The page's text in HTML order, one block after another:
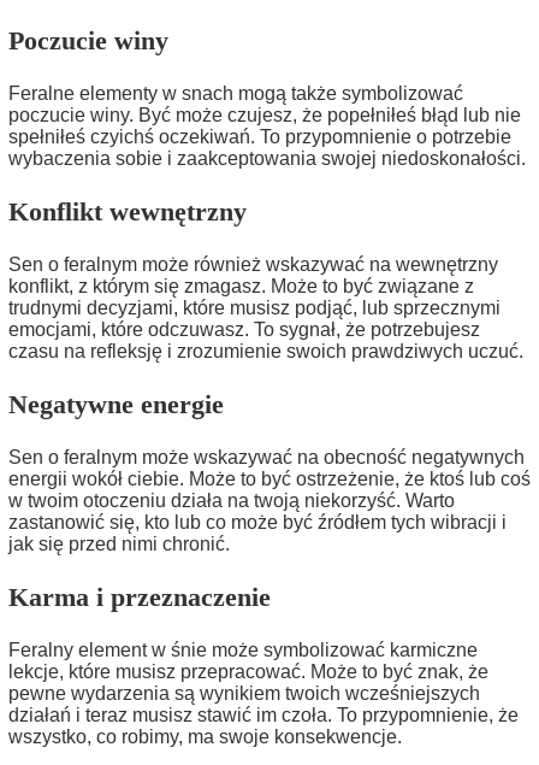
Poczucie winy
Feralne elementy w snach mogą także symbolizować
poczucie winy. Być może czujesz, że popełniłeś błąd lub nie
spełniłeś czyichś oczekiwań. To przypomnienie o potrzebie
wybaczenia sobie i zaakceptowania swojej niedoskonałości.
Konflikt wewnętrzny
Sen o feralnym może również wskazywać na wewnętrzny
konflikt, z którym się zmagasz. Może to być związane z
trudnymi decyzjami, które musisz podjąć, lub sprzecznymi
emocjami, które odczuwasz. To sygnał, że potrzebujesz
czasu na refleksję i zrozumienie swoich prawdziwych uczuć.
Negatywne energie
Sen o feralnym może wskazywać na obecność negatywnych
energii wokół ciebie. Może to być ostrzeżenie, że ktoś lub coś
w twoim otoczeniu działa na twoją niekorzyść. Warto
zastanowić się, kto lub co może być źródłem tych wibracji i
jak się przed nimi chronić.
Karma i przeznaczenie
Feralny element w śnie może symbolizować karmiczne
lekcje, które musisz przepracować. Może to być znak, że
pewne wydarzenia są wynikiem twoich wcześniejszych
działań i teraz musisz stawić im czoła. To przypomnienie, że
wszystko, co robimy, ma swoje konsekwencje.